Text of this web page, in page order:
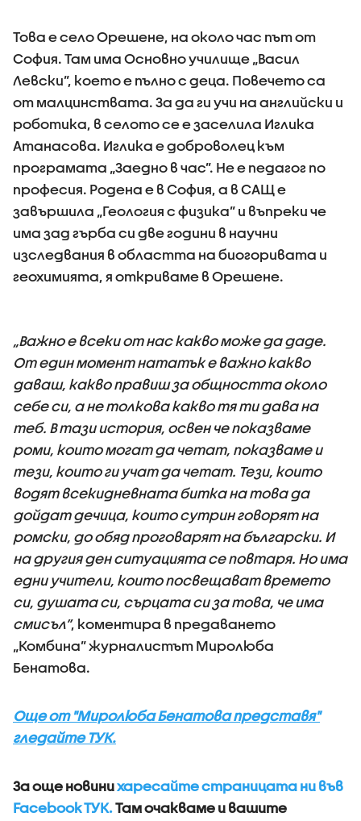
Това е село Орешене, на около час път от
София. Там има Основно училище „Васил
Левски”, което е пълно с деца. Повечето са
от малцинствата. За да ги учи на английски и
роботика, в селото се е заселила Иглика
Атанасова. Иглика е доброволец към
програмата „Заедно в час”. Не е педагог по
професия. Родена е в София, а в САЩ е
завършила „Геология с физика” и въпреки че
има зад гърба си две години в научни
изследвания в областта на биогоривата и
геохимията, я откриваме в Орешене.
„Важно е всеки от нас какво може да даде.
От един момент нататък е важно какво
даваш, какво правиш за общността около
себе си, а не толкова какво тя ти дава на
теб. В тази история, освен че показваме
роми, които могат да четат, показваме и
тези, които ги учат да четат. Тези, които
водят всекидневната битка на това да
дойдат дечица, които сутрин говорят на
ромски, до обяд проговарят на български. И
на другия ден ситуацията се повтаря. Но има
едни учители, които посвещават времето
си, душата си, сърцата си за това, че има
смисъл”, коментира в предаването
„Комбина” журналистът Миролюба
Бенатова.
Още от "Миролюба Бенатова представя"
гледайте ТУК.
За още новинихаресайте страницата ни във
Facebook ТУК.Там очакваме и вашите